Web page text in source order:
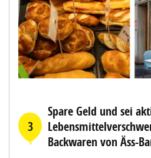
3
Spare Geld und sei
Backwaren von Äss-